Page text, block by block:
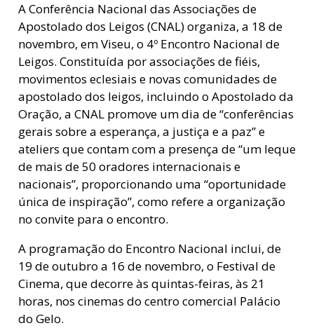
A Conferência Nacional das Associações de
Apostolado dos Leigos (CNAL) organiza, a 18 de
novembro, em Viseu, o 4º Encontro Nacional de
Leigos. Constituída por associações de fiéis,
movimentos eclesiais e novas comunidades de
apostolado dos leigos, incluindo o Apostolado da
Oração, a CNAL promove um dia de “conferências
gerais sobre a esperança, a justiça e a paz” e
ateliers que contam com a presença de “um leque
de mais de 50 oradores internacionais e
nacionais”, proporcionando uma “oportunidade
única de inspiração”, como refere a organização
no convite para o encontro.
A programação do Encontro Nacional inclui, de
19 de outubro a 16 de novembro, o Festival de
Cinema, que decorre às quintas-feiras, às 21
horas, nos cinemas do centro comercial Palácio
do Gelo.